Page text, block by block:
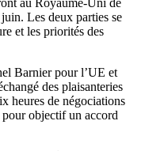
au Royaume-Uni de
Les deux parties se
et les priorités des
Barnier pour l’UE et
des plaisanteries
heures de négociations
objectif un accord